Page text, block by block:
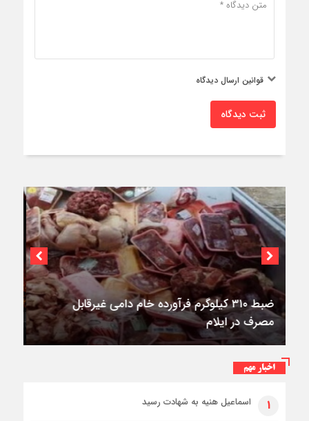
قوانین ارسال دیدگاه
ثبت دیدگاه
۳فوتی در واژگونی و آتش‌سوزی پژو ۴۰۵ در
کمربندی شرقی ایلام
اخبار مهم
۱ اسماعیل هنیه به شهادت رسید